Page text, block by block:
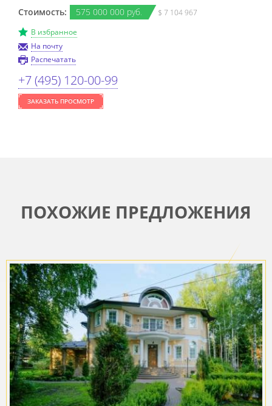
Стоимость:
575 000 000 руб.
$ 7 104 967
В избранное
На почту
Распечатать
+7 (495) 120-00-99
ЗАКАЗАТЬ ПРОСМОТР
ПОХОЖИЕ ПРЕДЛОЖЕНИЯ